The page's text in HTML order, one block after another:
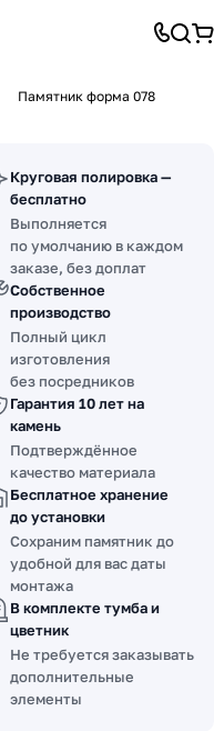
Памятник форма 078
Круговая полировка —
бесплатно
Выполняется
по умолчанию в каждом
заказе, без доплат
Собственное
производство
Полный цикл
изготовления
без посредников
Гарантия 10 лет на
камень
Подтверждённое
качество материала
Бесплатное хранение
до установки
Сохраним памятник до
удобной для вас даты
монтажа
В комплекте тумба и
цветник
Не требуется заказывать
дополнительные
элементы